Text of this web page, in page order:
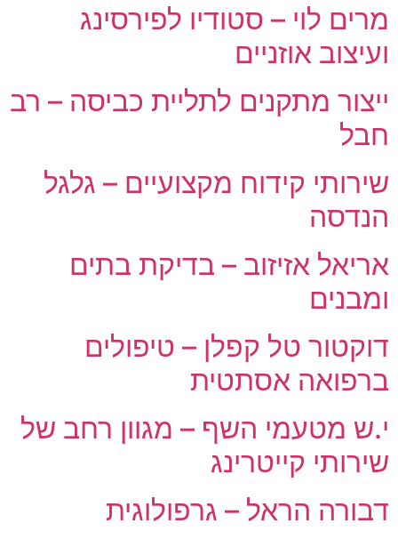
מרים לוי – סטודיו לפירסינג
ועיצוב אוזניים
ייצור מתקנים לתליית כביסה – רב
חבל
שירותי קידוח מקצועיים – גלגל
הנדסה
אריאל אזיזוב – בדיקת בתים
ומבנים
דוקטור טל קפלן – טיפולים
ברפואה אסתטית
י.ש מטעמי השף – מגוון רחב של
שירותי קייטרינג
דבורה הראל – גרפולוגית